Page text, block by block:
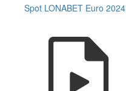
Spot LONABET Euro 2024